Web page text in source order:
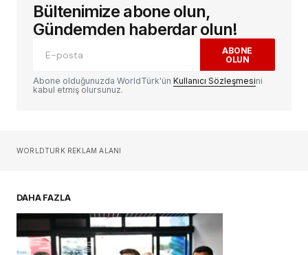
E-posta adresiniz yayınlanmayacak.
alanlar*ile işaretlenmişlerdir
Yorum
Sizin adınız*
Daha sonraki yorumlarımda kullanılması için
adım, e-posta adresim ve site adresim bu
tarayıcıya kaydedilsin.
Bültenimize abone olun,
Gündemden haberdar olun!
ABONE
OLUN
Abone olduğunuzda WorldTürk'ün Kullanıcı Sözleşmesini
kabul etmiş olursunuz.
WORLDTURK REKLAM ALANI
DAHA FAZLA